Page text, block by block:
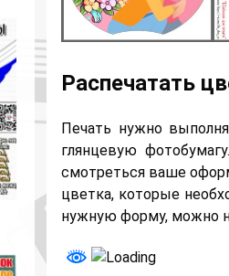
Распечатать
Печать нужно
глянцевую
смотреться ваше
цветка, которые
нужную форму, можно